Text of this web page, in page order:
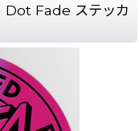
Fade ステッカ